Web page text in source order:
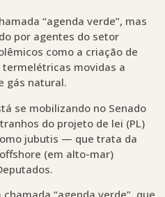
“agenda verde”, mas
por agentes do setor
como a criação de
movidas a
gás natural.
se mobilizando no Senado
do projeto de lei (PL)
jubutis — que trata da
(em alto-mar)
“agenda verde”, que